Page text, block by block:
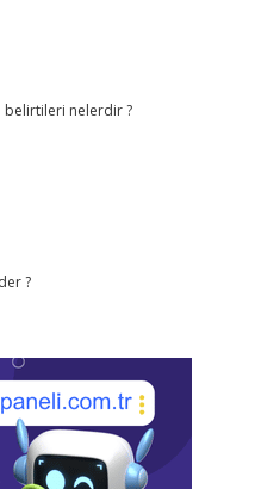
belirtileri nelerdir ?
?